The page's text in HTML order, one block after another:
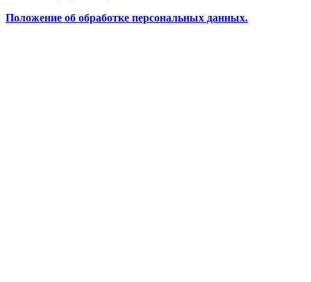
Положение об обработке персональных данных.